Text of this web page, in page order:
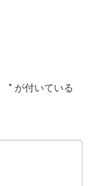
* が付いている